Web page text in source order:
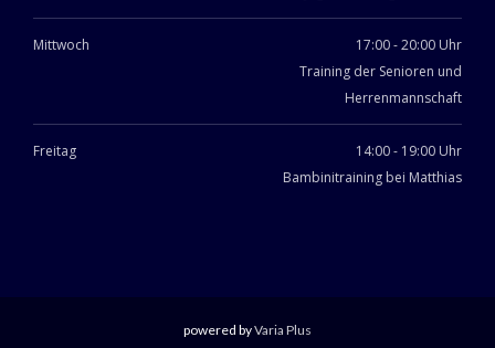
Mittwoch
17:00 - 20:00 Uhr
Training der Senioren und
Herrenmannschaft
Freitag
14:00 - 19:00 Uhr
Bambinitraining bei Matthias
powered byVaria Plus